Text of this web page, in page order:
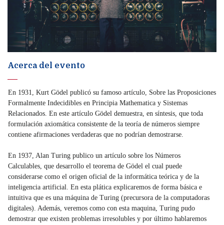
Acerca del evento
En 1931, Kurt Gödel publicó su famoso artículo, Sobre las Proposiciones
Formalmente Indecidibles en Principia Mathematica y Sistemas
Relacionados. En este artículo Gödel demuestra, en síntesis, que toda
formulación axiomática consistente de la teoría de números siempre
contiene afirmaciones verdaderas que no podrían demostrarse.
En 1937, Alan Turing publico un artículo sobre los Números
Calculables, que desarrollo el teorema de Gödel el cual puede
considerarse como el origen oficial de la informática teórica y de la
inteligencia artificial. En esta plática explicaremos de forma básica e
intuitiva que es una máquina de Turing (precursora de la computadoras
digitales). Además, veremos como con esta maquina, Turing pudo
demostrar que existen problemas irresolubles y por último hablaremos